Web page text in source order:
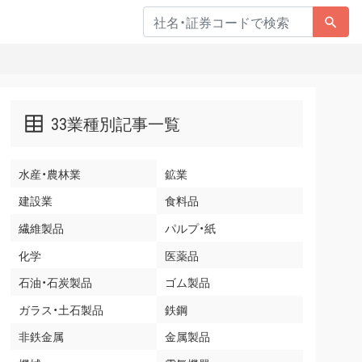
33業種別記事一覧
水産・農林業
鉱業
建設業
食料品
繊維製品
パルプ・紙
化学
医薬品
石油・石炭製品
ゴム製品
ガラス・土石製品
鉄鋼
非鉄金属
金属製品